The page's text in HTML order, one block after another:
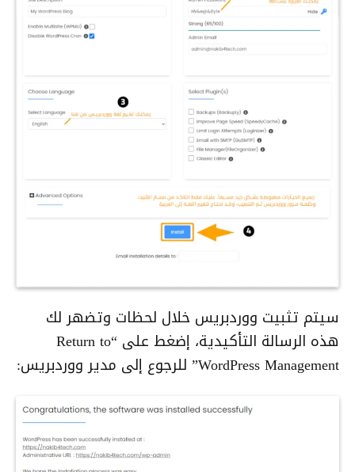
سيتم تثبيت ووردبريس خلال لحظات وتضهر لك
هذه الرسالة التأكيدية، إضغط على “Return to
WordPress Management” للرجوع إلى مدير ووردبريس: